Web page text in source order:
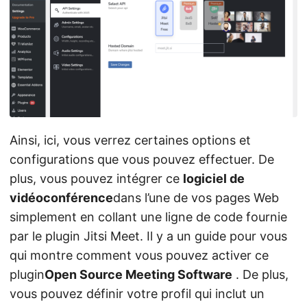
Ainsi, ici, vous verrez certaines options et
configurations que vous pouvez effectuer. De
plus, vous pouvez intégrer ce logiciel de
vidéoconférencedans l’une de vos pages Web
simplement en collant une ligne de code fournie
par le plugin Jitsi Meet. Il y a un guide pour vous
qui montre comment vous pouvez activer ce
pluginOpen Source Meeting Software . De plus,
vous pouvez définir votre profil qui inclut un